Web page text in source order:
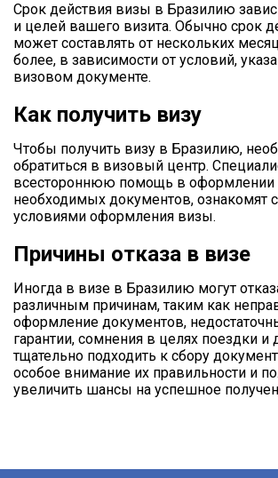
Срок действия визы в Бразилию
и целей вашего визита. Обычно срок
может составлять от нескольких
более, в зависимости от условий,
визовом документе.
Как получить визу
Чтобы получить визу в Бразилию,
обратиться в визовый центр.
всестороннюю помощь в оформлении
необходимых документов, ознакомят
условиями оформления визы.
Причины отказа в визе
Иногда в визе в Бразилию могут
различным причинам, таким как
оформление документов,
гарантии, сомнения в целях поездки и
тщательно подходить к сбору
особое внимание их правильности и
увеличить шансы на успешное